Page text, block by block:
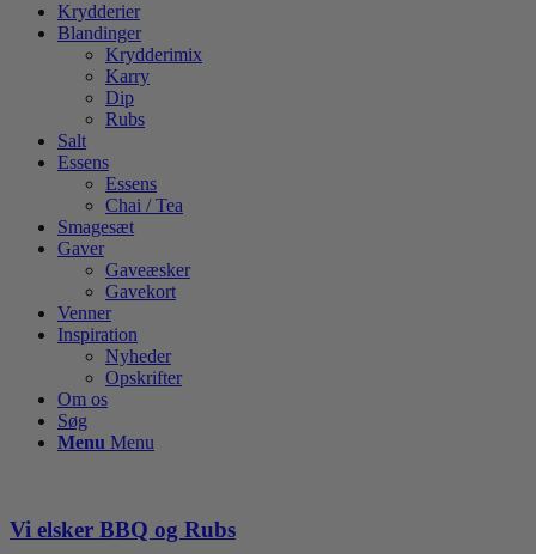
Krydderier
Blandinger
Krydderimix
Karry
Dip
Rubs
Salt
Essens
Essens
Chai / Tea
Smagesæt
Gaver
Gaveæsker
Gavekort
Venner
Inspiration
Nyheder
Opskrifter
Om os
Søg
Menu Menu
Vi elsker BBQ og Rubs